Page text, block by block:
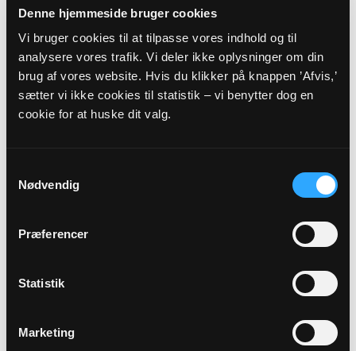
Denne hjemmeside bruger cookies
Vi bruger cookies til at tilpasse vores indhold og til
analysere vores trafik. Vi deler ikke oplysninger om din
brug af vores website. Hvis du klikker på knappen ’Afvis,’
sætter vi ikke cookies til statistik – vi benytter dog en
cookie for at huske dit valg.
Nødvendig
Præferencer
Statistik
Marketing
Regnskab 2021
Myndighedskode: 7816
(CVR-nr. 22261754)
Inkluderet i regnskab 2021.
2020
(CVR-nr. 22261754)